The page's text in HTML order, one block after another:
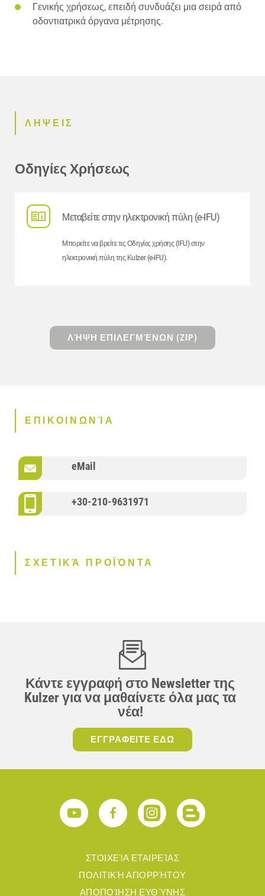
Γενικής χρήσεως, επειδή συνδυάζει μια σειρά από
οδοντιατρικά όργανα μέτρησης.
ΛΗΨΕΙΣ
Οδηγίες Χρήσεως
Μεταβείτε στην ηλεκτρονική πύλη (e-IFU)
Μπορείτε να βρείτε τις Οδηγίες χρήσης (IFU) στην
ηλεκτρονική πύλη της Kulzer (e-IFU).
ΛΉΨΗ ΕΠΙΛΕΓΜΈΝΩΝ (ZIP)
ΕΠΙΚΟΙΝΩΝΊΑ
eMail
+30-210-9631971
ΣΧΕΤΙΚΆ ΠΡΟΪΌΝΤΑ
Κάντε εγγραφή στο Newsletter της
Kulzer για να μαθαίνετε όλα μας τα
νέα!
ΕΓΓΡΑΦΕΙΤΕ ΕΔΩ
ΣΤΟΙΧΕΊΑ ΕΤΑΙΡΕΊΑΣ
ΠΟΛΙΤΙΚΉ ΑΠΟΡΡΉΤΟΥ
ΑΠΟΠΟΊΗΣΗ ΕΥΘΎΝΗΣ